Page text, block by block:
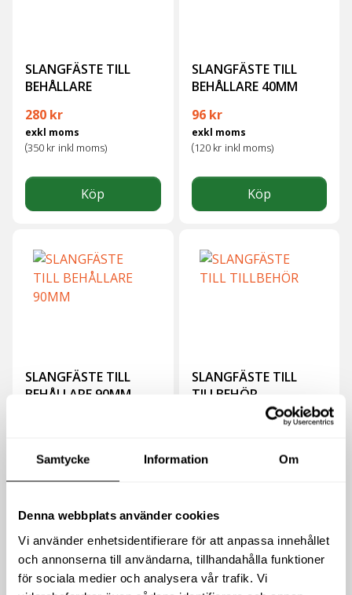
Samtycke Information Om
Denna webbplats använder cookies
Vi använder enhetsidentifierare för att anpassa innehållet
och annonserna till användarna, tillhandahålla funktioner
för sociala medier och analysera vår trafik. Vi
SLANGFÄSTE TILL
BEHÅLLARE
280 kr
exkl moms
(350 kr inkl moms)
Köp
SLANGFÄSTE TILL
BEHÅLLARE 40MM
96 kr
exkl moms
(120 kr inkl moms)
Köp
SLANGFÄSTE TILL
BEHÅLLARE 90MM
545kr inkl moms)
SLANGFÄSTE TILL
TILLBEHÖR
(130